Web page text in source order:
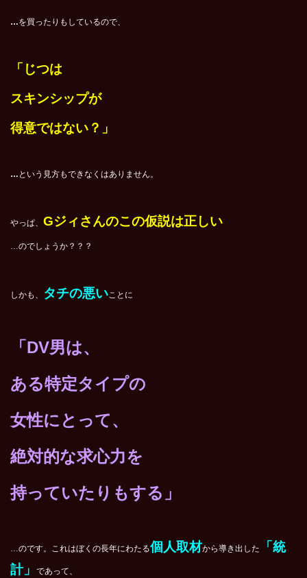
…を買ったりもしているので、
「じつは
スキンシップが
得意ではない？」
… という見方もできなくはありません。
やっぱ、 Gジィさんのこの仮説は正しい
…のでしょうか？？？
しかも、 タチの悪いことに
「DV男は、
ある特定タイプの
女性にとって、
絶対的な求心力を
持っていたりもする」
…のです。これはぼくの長年にわたる個人取材から導き出した
「統
計」
であって、